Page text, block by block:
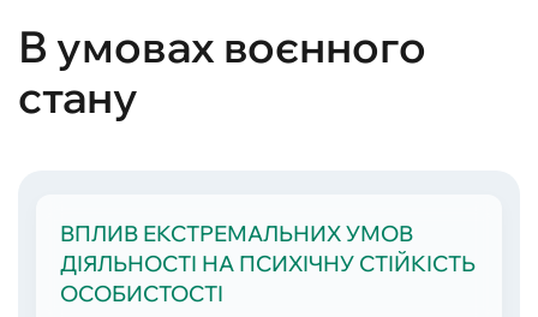
В умовах воєнного
стану
ВПЛИВ ЕКСТРЕМАЛЬНИХ УМОВ
ДІЯЛЬНОСТІ НА ПСИХІЧНУ СТІЙКІСТЬ
ОСОБИСТОСТІ